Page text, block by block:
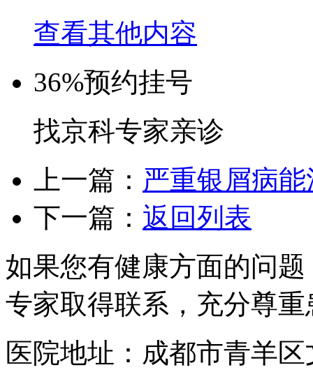
查看其他内容
36%预约挂号
找京科专家亲诊
上一篇： 严重银屑病
下一篇： 返回列表
如果您有健康方面的问
专家取得联系，充分尊
医院地址：成都市青羊